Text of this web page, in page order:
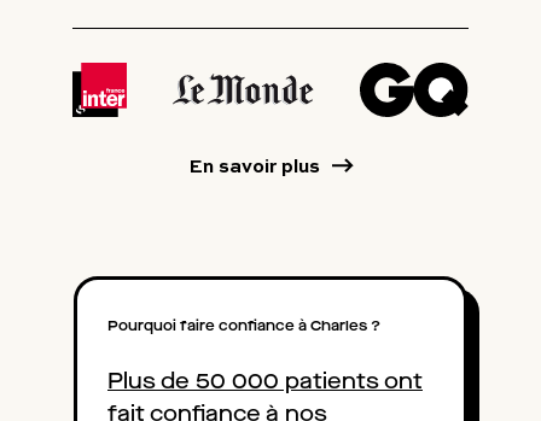
En savoir plus
Pourquoi faire confiance à Charles ?
Plus de 50 000 patients ont
fait confiance à nos